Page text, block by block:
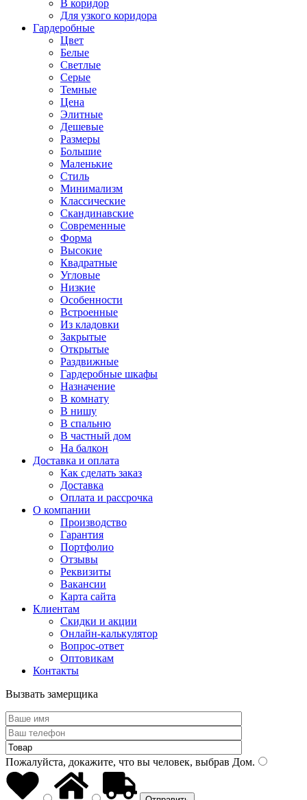
В коридор
Для узкого коридора
Гардеробные
Цвет
Белые
Светлые
Серые
Темные
Цена
Элитные
Дешевые
Размеры
Большие
Маленькие
Стиль
Минимализм
Классические
Скандинавские
Современные
Форма
Высокие
Квадратные
Угловые
Низкие
Особенности
Встроенные
Из кладовки
Закрытые
Открытые
Раздвижные
Гардеробные шкафы
Назначение
В комнату
В нишу
В спальню
В частный дом
На балкон
Доставка и оплата
Как сделать заказ
Доставка
Оплата и рассрочка
О компании
Производство
Гарантия
Портфолио
Отзывы
Реквизиты
Вакансии
Карта сайта
Клиентам
Скидки и акции
Онлайн-калькулятор
Вопрос-ответ
Оптовикам
Контакты
Вызвать замерщика
Пожалуйста, докажите, что вы человек, выбрав Дом.